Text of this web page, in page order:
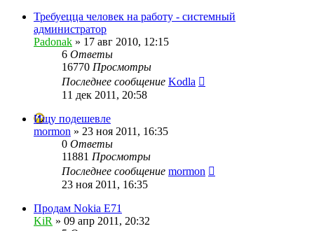
Требуецца человек на работу - системный
администратор
Padonak » 17 авг 2010, 12:15
6 Ответы
16770 Просмотры
Последнее сообщение Kodla
11 дек 2011, 20:58
Ищу подешевле
mormon » 23 ноя 2011, 16:35
0 Ответы
11881 Просмотры
Последнее сообщение mormon
23 ноя 2011, 16:35
Продам Nokia E71
KiR » 09 апр 2011, 20:32